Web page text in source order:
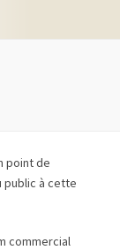
point de
public à cette
commercial